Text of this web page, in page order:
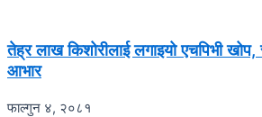
तेह्र लाख किशोरीलाई लगाइयो एचपिभी खोप,
आभार
फाल्गुन ४, २०८१